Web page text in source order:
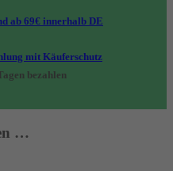
ab 69€ innerhalb DE
mit Käuferschutz
bezahlen
…